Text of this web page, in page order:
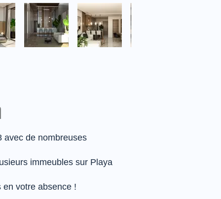
avec de nombreuses
immeubles sur Playa
votre absence !